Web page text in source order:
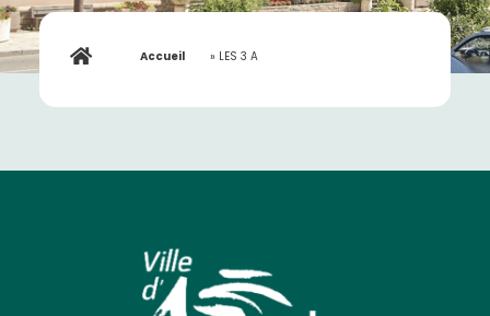
Accueil » LES 3 A